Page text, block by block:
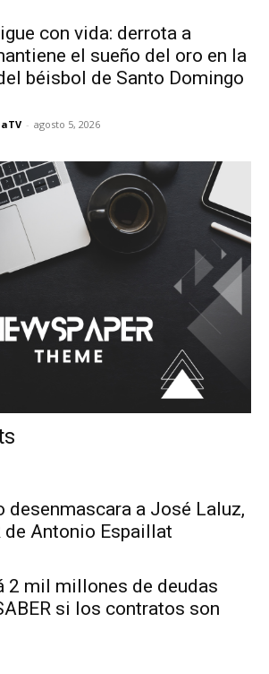
con vida: derrota a
el sueño del oro en la
béisbol de Santo Domingo
- agosto 5, 2026
desenmascara a José Laluz,
de Antonio Espaillat
2 mil millones de deudas
si los contratos son